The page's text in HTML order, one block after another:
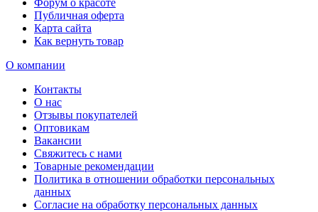
Форум о красоте
Публичная оферта
Карта сайта
Как вернуть товар
О компании
Контакты
О нас
Отзывы покупателей
Оптовикам
Вакансии
Свяжитесь с нами
Товарные рекомендации
Политика в отношении обработки персональных
данных
Согласие на обработку персональных данных